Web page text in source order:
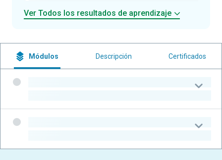
Ver Todos los resultados de aprendizaje
Módulos Descripción Certificados